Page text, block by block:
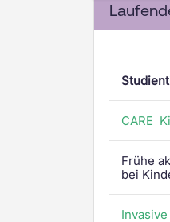
Dein Aufenthalt
Wie du betreut
Spielzimmer
Theodoras
Art-Therapie
Das Wichtigste
Standort &
Verpflegung &
Übernachten
Checkliste
Kompetenzen
Anästhesie
Dermatologie
Diabetologie
Endokrinologie
Entwicklung
CARE
Frühe
bei